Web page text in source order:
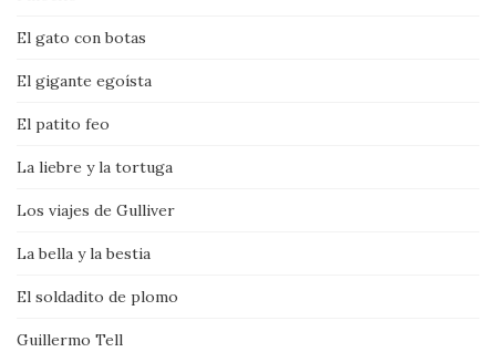
El gato con botas
El gigante egoísta
El patito feo
La liebre y la tortuga
Los viajes de Gulliver
La bella y la bestia
El soldadito de plomo
Guillermo Tell